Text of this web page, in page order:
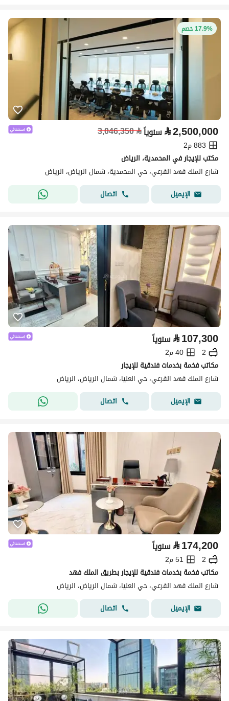
17.9% خصم
⃁2,500,000 سنوياً⃁
3,046,350
883 م2
مكتب للإيجار في المحمدية، الرياض
شارع الملك فهد الفرعي، حي المحمدية، شمال الرياض، الرياض
الإيميل
اتصال
⃁107,300 سنوياً
2
40 م2
مكاتب فخمة بخدمات فندقية للإيجار
شارع الملك فهد الفرعي، حي العليا، شمال الرياض، الرياض
الإيميل
اتصال
⃁174,200 سنوياً
2
51 م2
مكاتب فخمة بخدمات فندقية للإيجار بطريق الملك فهد
شارع الملك فهد الفرعي، حي العليا، شمال الرياض، الرياض
الإيميل
اتصال